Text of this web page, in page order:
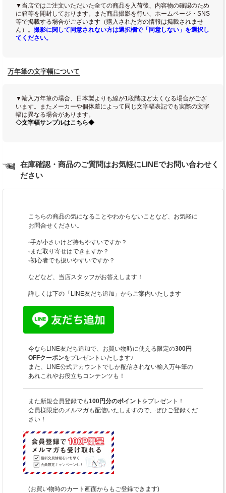
▼当店ではご注文いただいた全ての商品を入荷後、内容物の確認のため
に箱等を開封しております。また商品撮影を行い、ホームページ・SNS
等で掲載する場合がございます（購入された方の情報は掲載されませ
ん）。 撮影に関して同意されない方は選択欄で「同意しない」を選択し
てください。
万年筆の文字幅について
▼輸入万年筆の場合、日本製よりも線が1段階ほど太くなる場合がござ
います。またメーカーや個体差によって同じ文字幅表記でも実際の文字
幅は異なる場合があります。
◇文字幅サンプルはこちら◆
在庫確認・商品のご質問はお気軽にLINEでお問い合わせく
ださい
こちらの商品の気になることやわからないことなど、お気軽に
お問合せください。
◦手が小さいけど持ちやすいですか？
◦まだ取り寄せはできますか？
◦初心者でも扱いやすいですか？
などなど、当店スタッフがお答えします！
詳しくは下の「LINE友だち追加」からご案内いたします
今ならLINE友だち追加で、お買い物時に使える限定の300円
OFFクーポンをプレゼントいたします♪
また、LINE公式アカウントでしか配信されない輸入万年筆の
あれこれやお役立ちコンテンツも！
また新規会員登録でも100円分のポイント をプレゼント！
会員様限定のメルマガも配信いたしますので、ぜひご登録くだ
さい！
(お買い物時のカート画面からもご登録できます)